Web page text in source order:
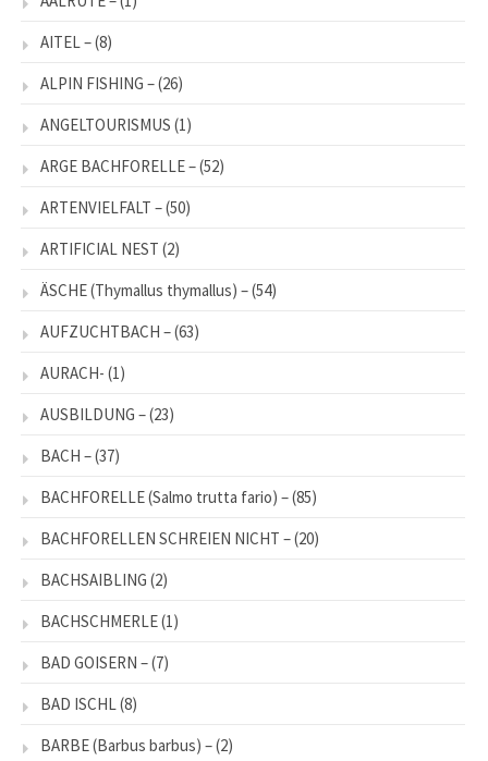
AITEL –(8)
ALPIN FISHING –(26)
ANGELTOURISMUS (1)
ARGE BACHFORELLE –(52)
ARTENVIELFALT –(50)
ARTIFICIAL NEST (2)
ÄSCHE (Thymallus thymallus) –(54)
AUFZUCHTBACH –(63)
AURACH- (1)
AUSBILDUNG –(23)
BACH –(37)
BACHFORELLE (Salmo trutta fario) –(85)
BACHFORELLEN SCHREIEN NICHT –(20)
BACHSAIBLING (2)
BACHSCHMERLE(1)
BAD GOISERN –(7)
BAD ISCHL(8)
BARBE (Barbus barbus) –(2)